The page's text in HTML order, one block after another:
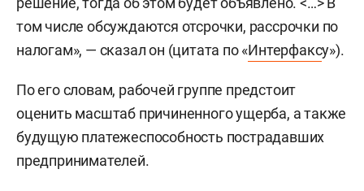
том числе обсуждаются отсрочки, рассрочки по
налогам», — сказал он (цитата по «Интерфаксу»).
По его словам, рабочей группе предстоит
оценить масштаб причиненного ущерба, а также
будущую платежеспособность пострадавших
предпринимателей.